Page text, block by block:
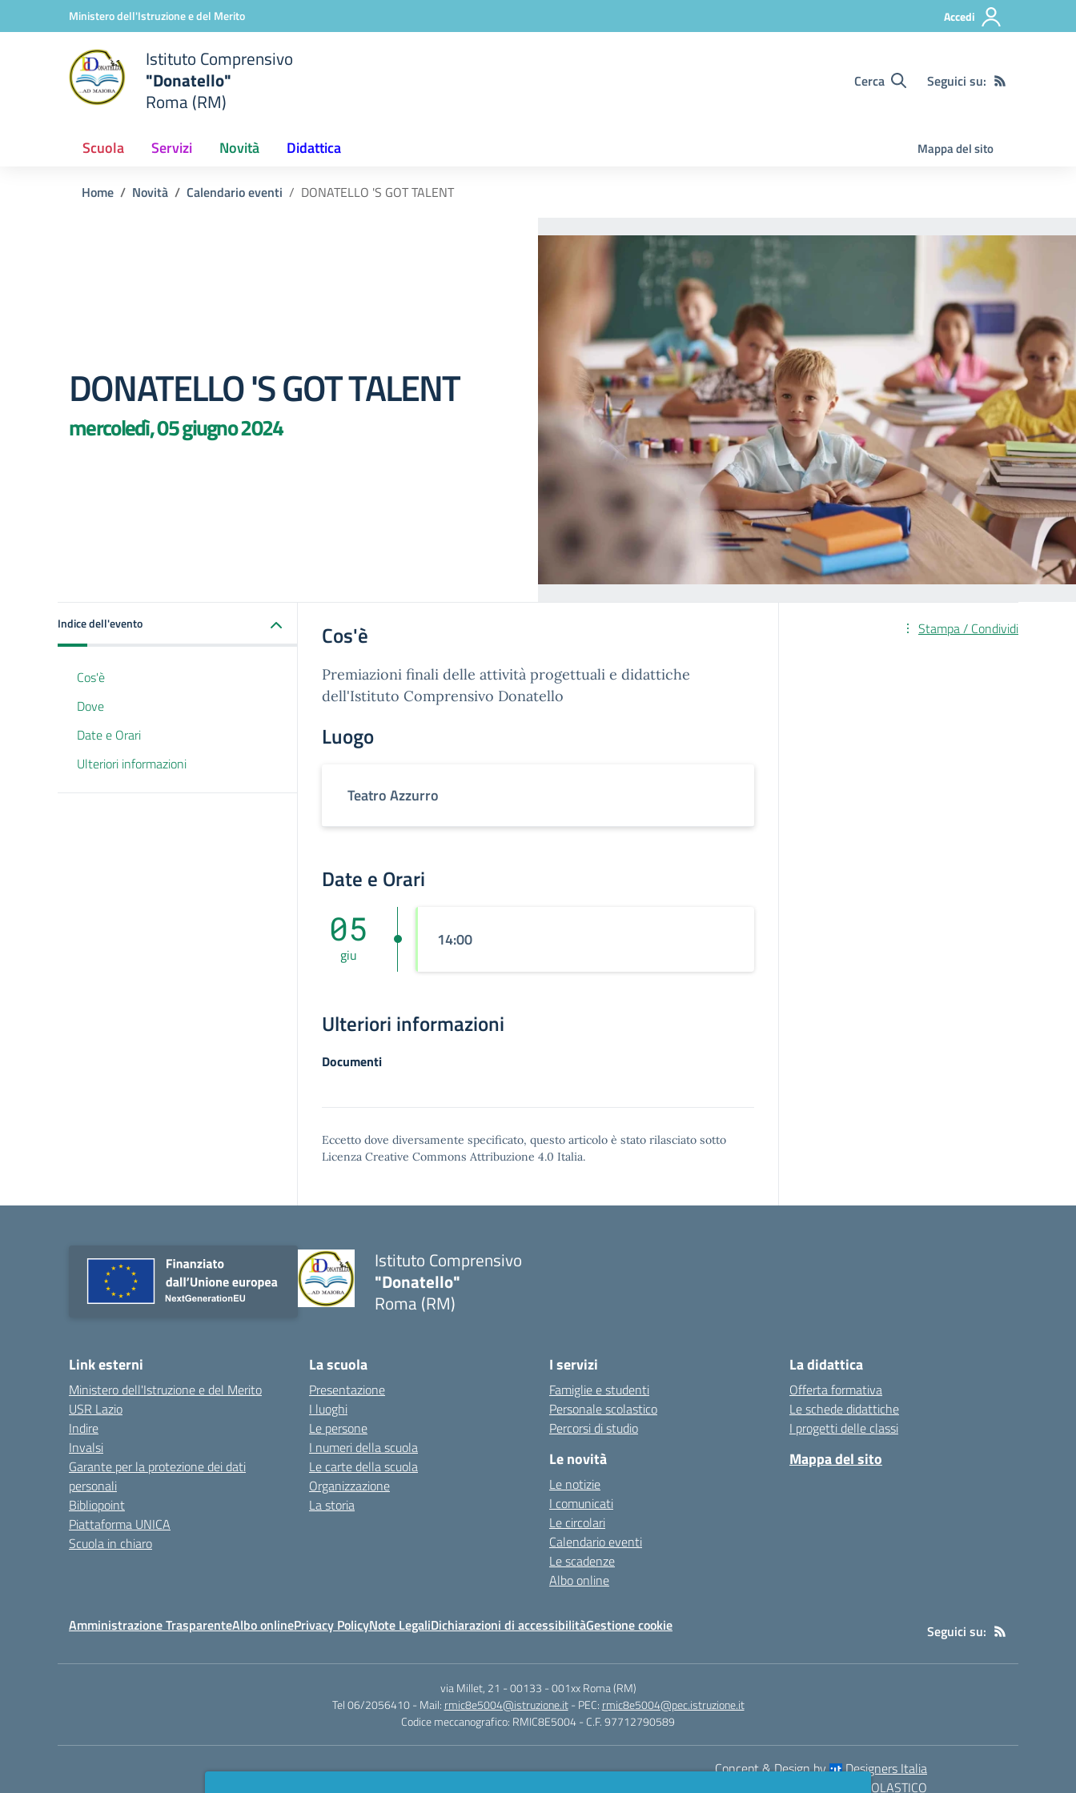
Vai ai contenuti
Vai al menu di navigazioneMinistero dell'Istruzione e del Merito Accedi
Istituto Comprensivo
"Donatello"
Roma (RM)
Cerca Seguici su:
Scuola Servizi Novità Didattica Mappa del sito
Home Novità Calendario eventi DONATELLO 'S GOT TALENT
DONATELLO 'S GOT TALENT
mercoledì, 05 giugno 2024
Indice dell'evento
Cos'è
Dove
Date e Orari
Ulteriori informazioni
Cos'è
Premiazioni finali delle attività progettuali e didattiche
dell'Istituto Comprensivo Donatello
Luogo
Teatro Azzurro
Date e Orari
05
giu
14:00
Ulteriori informazioni
Documenti
Eccetto dove diversamente specificato, questo articolo è stato rilasciato sotto
Licenza Creative Commons Attribuzione 4.0 Italia.
Stampa / Condividi
Istituto Comprensivo
"Donatello"
Roma (RM)
Link esterni
Ministero dell'Istruzione e del Merito
USR Lazio
Indire
Invalsi
Garante per la protezione dei dati
personali
Bibliopoint
Piattaforma UNICA
Scuola in chiaro
La scuola
Presentazione
I luoghi
Le persone
I numeri della scuola
Le carte della scuola
Organizzazione
La storia
I servizi
Famiglie e studenti
Personale scolastico
Percorsi di studio
Le novità
Le notizie
I comunicati
Le circolari
Calendario eventi
Le scadenze
Albo online
La didattica
Offerta formativa
Le schede didattiche
I progetti delle classi
Mappa del sito
Amministrazione TrasparenteAlbo onlinePrivacy PolicyNote LegaliDichiarazioni di accessibilitàGestione cookie Seguici su:
via Millet, 21 - 00133 -001xx Roma (RM)
Tel 06/2056410 - Mail: rmic8e5004@istruzione.it - PEC: rmic8e5004@pec.istruzione.it
Codice meccanografico: RMIC8E5004- C.F. 97712790589
Concept & Design by
Designers Italia
SCUOLASTICO